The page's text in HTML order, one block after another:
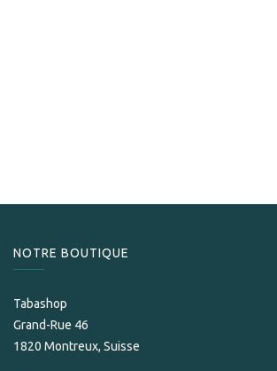
NOTRE BOUTIQUE
Tabashop
Grand-Rue 46
1820 Montreux, Suisse